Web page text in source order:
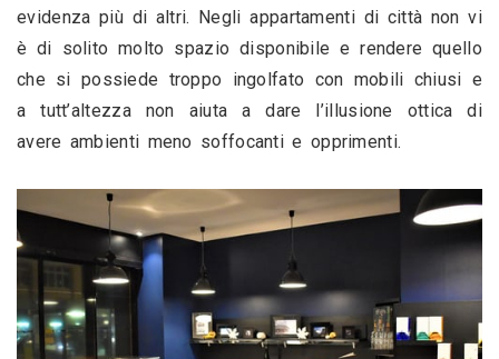
evidenza più di altri. Negli appartamenti di città non vi
è di solito molto spazio disponibile e rendere quello
che si possiede troppo ingolfato con mobili chiusi e
a tutt’altezza non aiuta a dare l’illusione ottica di
avere ambienti meno soffocanti e opprimenti.